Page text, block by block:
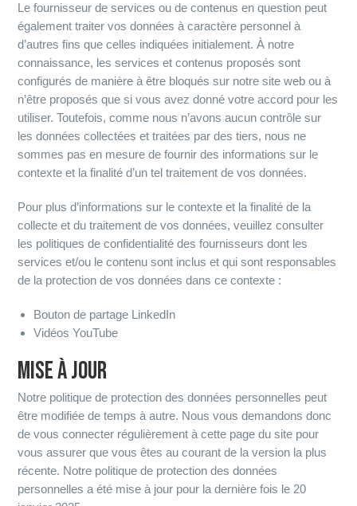
Le fournisseur de services ou de contenus en question peut
également traiter vos données à caractère personnel à
d’autres fins que celles indiquées initialement. À notre
connaissance, les services et contenus proposés sont
configurés de manière à être bloqués sur notre site web ou à
n’être proposés que si vous avez donné votre accord pour les
utiliser. Toutefois, comme nous n’avons aucun contrôle sur
les données collectées et traitées par des tiers, nous ne
sommes pas en mesure de fournir des informations sur le
contexte et la finalité d’un tel traitement de vos données.
Pour plus d’informations sur le contexte et la finalité de la
collecte et du traitement de vos données, veuillez consulter
les politiques de confidentialité des fournisseurs dont les
services et/ou le contenu sont inclus et qui sont responsables
de la protection de vos données dans ce contexte :
Bouton de partage LinkedIn
Vidéos YouTube
MISE À JOUR
Notre politique de protection des données personnelles peut
être modifiée de temps à autre. Nous vous demandons donc
de vous connecter régulièrement à cette page du site pour
vous assurer que vous êtes au courant de la version la plus
récente. Notre politique de protection des données
personnelles a été mise à jour pour la dernière fois le 20